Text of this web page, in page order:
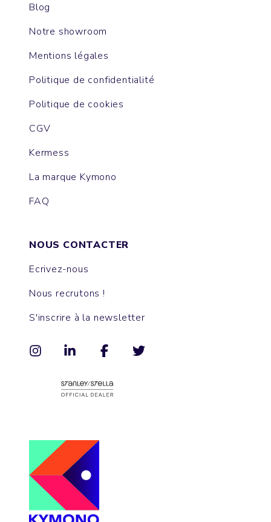
Blog
Notre showroom
Mentions légales
Politique de confidentialité
Politique de cookies
CGV
Kermess
La marque Kymono
FAQ
NOUS CONTACTER
Ecrivez-nous
Nous recrutons !
S'inscrire à la newsletter